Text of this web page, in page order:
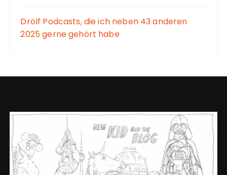
Drölf Podcasts, die ich neben 43 anderen
2025 gerne gehört habe